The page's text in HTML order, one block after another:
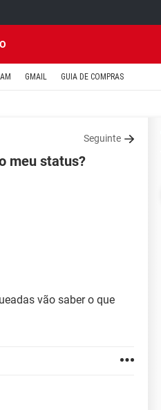
GMAIL GUIA DE COMPRAS
Seguinte
meu status?
vão saber o que